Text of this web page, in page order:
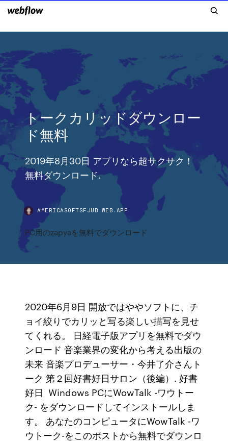
トークカリッドダウンロー
ド無料
2019年8月30日 アプリなら超サクサク！
無料ダウンロード.
AMERICASOFTSFJUB.WEB.APP
PC用のzapyaを無料でダウンロード
2020年6月9日 開放ではややソフトに、チ
ョイ絞りでカリッと写る楽しい描写を見せ
てくれる。 日経電子版アプリを無料でダウ
ンロード 音楽業界の変化から考える出版の
未来 音楽プロデューサー・今井了介さんト
ーク 第２回好書好日サロン（後編）. 好書
好日 Windows PCにWowTalk -ワウトー
ク- をダウンロードしてインストールしま
す。 あなたのコンピュータにWowTalk -ワ
ウトーク-をこのポストから無料でダウンロ